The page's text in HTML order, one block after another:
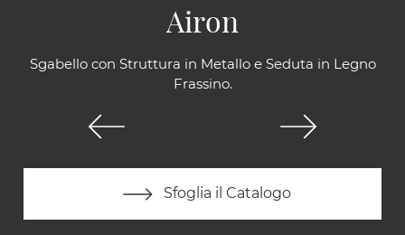
Sgabello con Struttura in Metallo e Seduta in Legno
Frassino.
Sfoglia il Catalogo
Airon